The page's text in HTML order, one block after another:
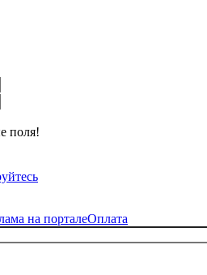
поля!
на порталеОплата